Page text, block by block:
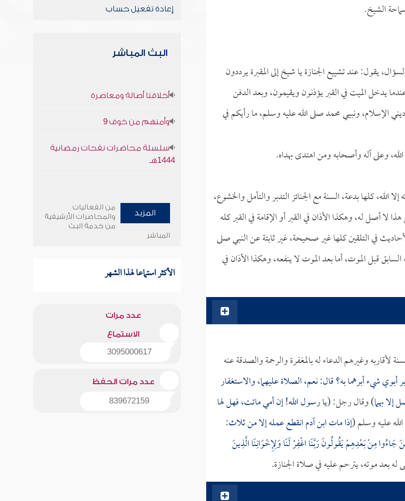
الشيخ.
يقول: عند تشييع الجنازة يا شيخ إلى المقبرة يرددون
يدخل الميت في القبر يؤذنون ويقيمون، وبعد الدفن
الإسلام، ونبيي محمد صلى الله عليه وسلم، ما رأيكم في
وعلى آله وأصحابه ومن اهتدى بهداه.
كلها بدعة، السنة مع الجنائز التدبر والتأمل والخشوع،
أصل له، وهكذا الأذان في القبر أو الإقامة في القبر كله
في التلقين كلها غير صحيحة، غير ثابتة عن النبي صلى
قبل الموت، أما بعد الموت لا ينفعه، وهكذا الأذان في
لأقاربه وغيرهم الدعاء له بالمغفرة والرحمة والصدقة عنه
شيء أبرهما به؟ قال: نعم، الصلاة عليهما، والاستغفار
إلا بهما) وقال رجل: (يا رسول الله! إن أمي ماتت، فهل لها
عليه وسلم (إذا مات ابن آدم انقطع عمله إلا من ثلاث:
جَاءُوا مِنْ بَعْدِهِمْ يَقُولُونَ رَبَّنَا اغْفِرْ لَنَا وَلِإِخْوَانِنَا الَّذِينَ
إعادة تفعيل حساب
البث المباشر
أخلاقنا أصالة ومعاصرة
وأمنهم من خوف 9
سلسلة محاضرات نفحات رمضانية
1444هـ
المزيد
من الفعاليات
والمحاضرات الأرشيفية
من خدمة البث
المباشر
الأكثر استماعا لهذا الشهر
عدد مرات
الاستماع
3095000617
عدد مرات الحفظ
839672159